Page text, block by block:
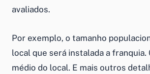
avaliados.
Por exemplo, o tamanho
local que será instalada a
médio do local. E mais outros